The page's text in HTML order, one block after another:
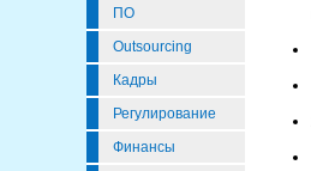
ПО
Outsourcing
Кадры
Регулирование
Финансы